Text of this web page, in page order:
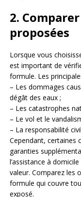
2.
proposées
Lorsque vous
est important de
formule. Les
– Les dommages
dégât des eaux ;
– Les catastrophes
– Le vol et le
– La responsabilité
Cependant, certaines
garanties
l’assistance à
valeur. Comparez les
formule qui couvre
exposé.